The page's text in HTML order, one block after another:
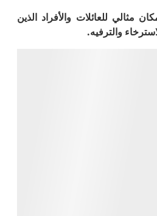
مثالي للعائلات والأفراد الذين
والترفيه.